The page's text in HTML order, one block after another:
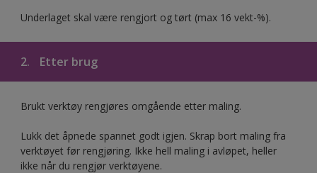
Underlaget skal være rengjort og tørt (max 16 vekt-%).
2. Etter brug
Brukt verktøy rengjøres omgående etter maling.
Lukk det åpnede spannet godt igjen. Skrap bort maling fra
verktøyet før rengjøring. Ikke hell maling i avløpet, heller
ikke når du rengjør verktøyene.